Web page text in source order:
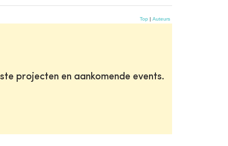
Top | Auteurs
projecten en aankomende events.